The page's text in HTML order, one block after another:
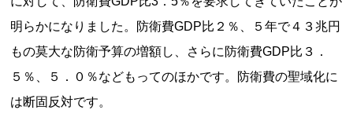
明らかになりました。防衛費GDP比２％、５年で４３兆円
もの莫大な防衛予算の増額し、さらに防衛費GDP比３．
５％、５．０％などもってのほかです。防衛費の聖域化に
は断固反対です。